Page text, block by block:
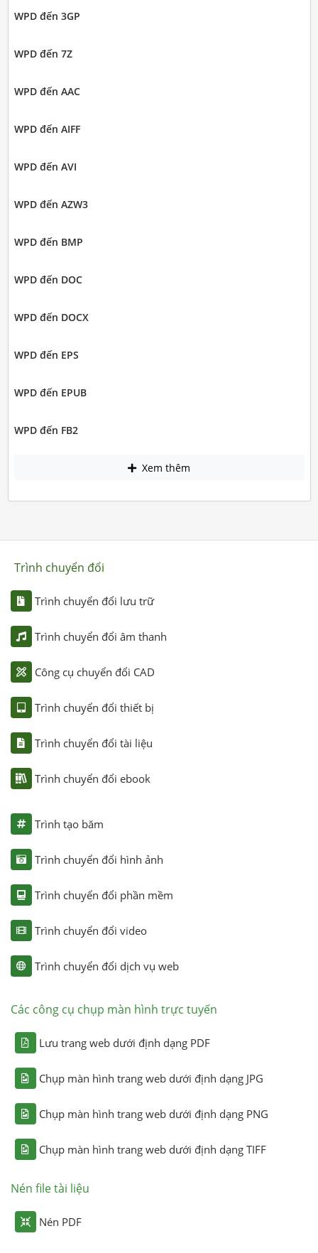
WPD đến 3GP
WPD đến 7Z
WPD đến AAC
WPD đến AIFF
WPD đến AVI
WPD đến AZW3
WPD đến BMP
WPD đến DOC
WPD đến DOCX
WPD đến EPS
WPD đến EPUB
WPD đến FB2
Xem thêm
Trình chuyển đổi
Trình chuyển đổi lưu trữ
Trình chuyển đổi âm thanh
Công cụ chuyển đổi CAD
Trình chuyển đổi thiết bị
Trình chuyển đổi tài liệu
Trình chuyển đổi ebook
Trình tạo băm
Trình chuyển đổi hình ảnh
Trình chuyển đổi phần mềm
Trình chuyển đổi video
Trình chuyển đổi dịch vụ web
Các công cụ chụp màn hình trực tuyến
Lưu trang web dưới định dạng PDF
Chụp màn hình trang web dưới định dạng JPG
Chụp màn hình trang web dưới định dạng PNG
Chụp màn hình trang web dưới định dạng TIFF
Nén file tài liệu
Nén PDF